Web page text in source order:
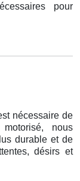
pour
nécessaire de
nous
durable et de
désirs et